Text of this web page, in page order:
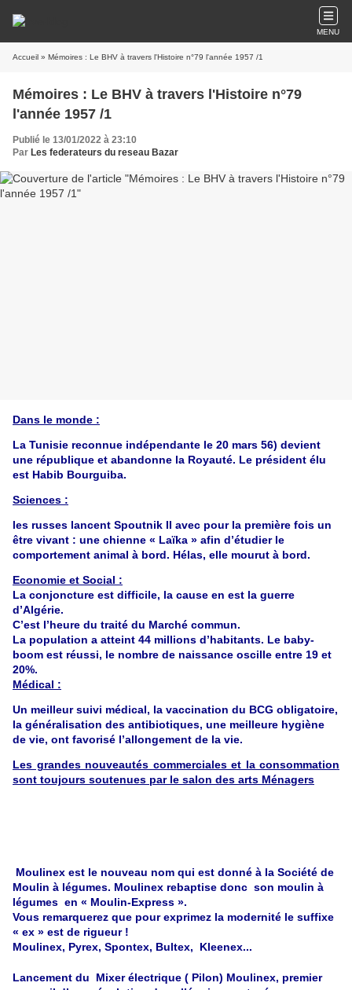
MENU
Accueil » Mémoires : Le BHV à travers l'Histoire n°79 l'année 1957 /1
Mémoires : Le BHV à travers l'Histoire n°79
l'année 1957 /1
Publié le 13/01/2022 à 23:10
Par Les federateurs du reseau Bazar
Dans le monde :
La Tunisie reconnue indépendante le 20 mars 56) devient
une république et abandonne la Royauté. Le président élu
est Habib Bourguiba.
Sciences :
les russes lancent Spoutnik II avec pour la première fois un
être vivant : une chienne « Laïka » afin d’étudier le
comportement animal à bord. Hélas, elle mourut à bord.
Economie et Social :
La conjoncture est difficile, la cause en est la guerre
d’Algérie.
C’est l’heure du traité du Marché commun.
La population a atteint 44 millions d’habitants. Le baby-
boom est réussi, le nombre de naissance oscille entre 19 et
20%.
Médical :
Un meilleur suivi médical, la vaccination du BCG obligatoire,
la généralisation des antibiotiques, une meilleure hygiène
de vie, ont favorisé l’allongement de la vie.
Les grandes nouveautés commerciales et la consommation
sont toujours soutenues par le salon des arts Ménagers
Moulinex est le nouveau nom qui est donné à la Société de
Moulin à légumes. Moulinex rebaptise donc son moulin à
légumes en « Moulin-Express ».
Vous remarquerez que pour exprimez la modernité le suffixe
« ex » est de rigueur !
Moulinex, Pyrex, Spontex, Bultex, Kleenex...
Lancement du Mixer électrique ( Pilon) Moulinex, premier